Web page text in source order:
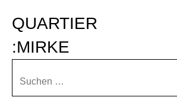
Inhalt
springen
QUARTIER
:MIRKE
Suchen